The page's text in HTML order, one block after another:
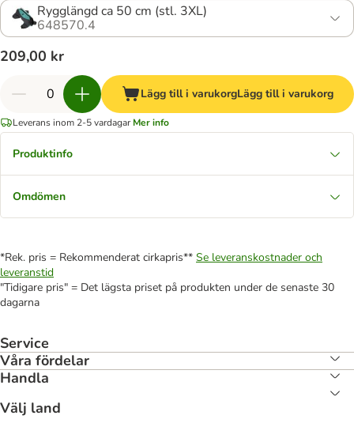
Rygglängd ca 50 cm (stl. 3XL)
648570.4
209,00 kr
Lägg till i varukorgLägg till i varukorg
Leverans inom 2-5 vardagar Mer info
Produktinfo
Omdömen
*Rek. pris = Rekommenderat cirkapris** Se leveranskostnader och
leveranstid
"Tidigare pris" = Det lägsta priset på produkten under de senaste 30
dagarna
Service
Våra fördelar
Handla
Välj land